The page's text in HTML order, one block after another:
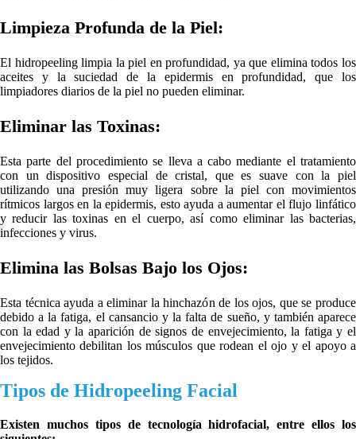
Limpieza Profunda de la Piel:
El hidropeeling limpia la piel en profundidad, ya que elimina todos los
aceites y la suciedad de la epidermis en profundidad, que los
limpiadores diarios de la piel no pueden eliminar.
Eliminar las Toxinas:
Esta parte del procedimiento se lleva a cabo mediante el tratamiento
con un dispositivo especial de cristal, que es suave con la piel
utilizando una presión muy ligera sobre la piel con movimientos
rítmicos largos en la epidermis, esto ayuda a aumentar el flujo linfático
y reducir las toxinas en el cuerpo, así como eliminar las bacterias,
infecciones y virus.
Elimina las Bolsas Bajo los Ojos:
Esta técnica ayuda a eliminar la hinchazón de los ojos, que se produce
debido a la fatiga, el cansancio y la falta de sueño, y también aparece
con la edad y la aparición de signos de envejecimiento, la fatiga y el
envejecimiento debilitan los músculos que rodean el ojo y el apoyo a
los tejidos.
Tipos de Hidropeeling Facial
Existen muchos tipos de tecnología hidrofacial, entre ellos los